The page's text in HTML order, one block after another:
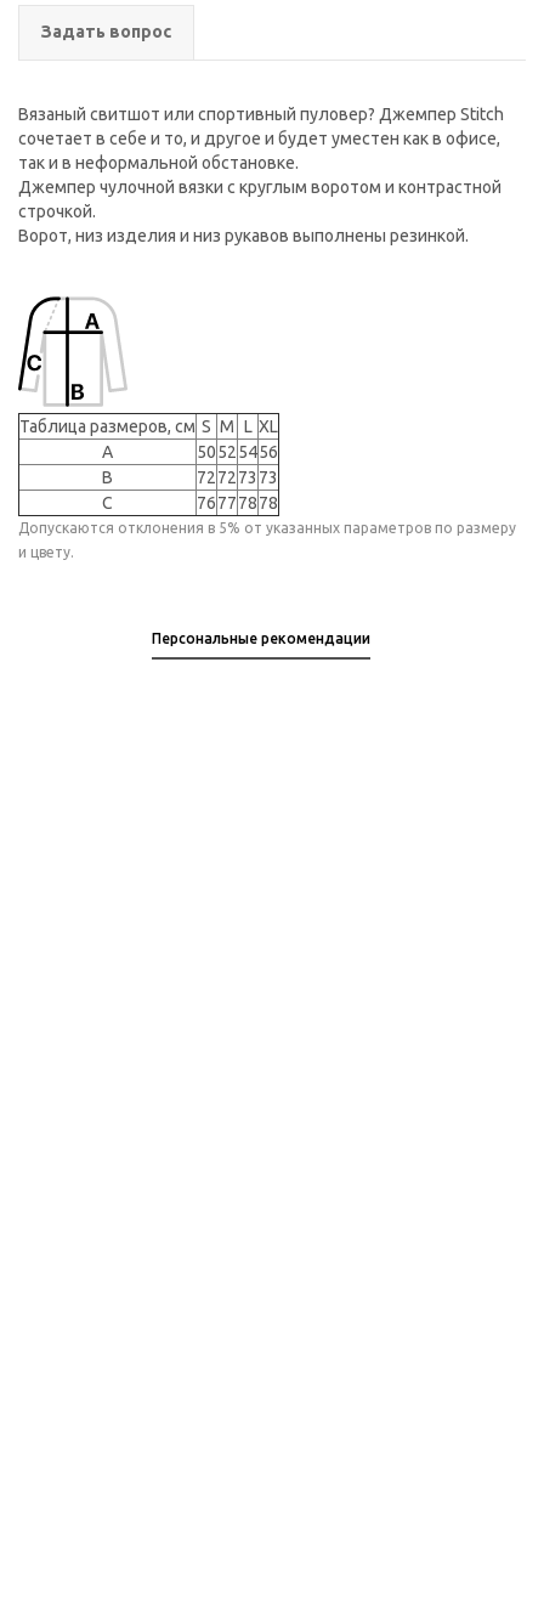
Задать вопрос
Вязаный свитшот или спортивный пуловер? Джемпер Stitch
сочетает в себе и то, и другое и будет уместен как в офисе,
так и в неформальной обстановке.
Джемпер чулочной вязки с круглым воротом и контрастной
строчкой.
Ворот, низ изделия и низ рукавов выполнены резинкой.
Таблица размеров, см S M L XL
A
50525456
B
727273 73
C
76777878
Допускаются отклонения в 5% от указанных параметров по размеру
и цвету.
Персональные рекомендации